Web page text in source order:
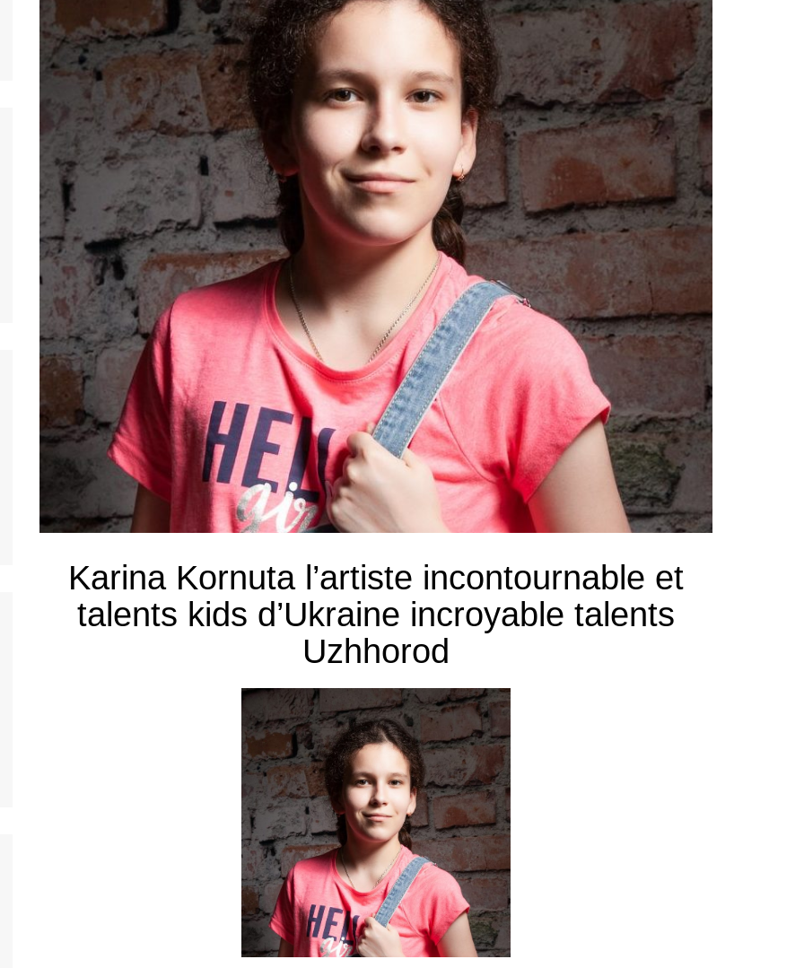
jeunes
jeunes
jeunes
jeunes
jeunes
jeunes
jeunes
jeunes
jeunes
jeunes
Karina Kornuta l’artiste incontournable et
talents kids d’Ukraine incroyable talents
Uzhhorod